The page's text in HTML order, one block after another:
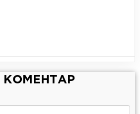
КОМЕНТАР